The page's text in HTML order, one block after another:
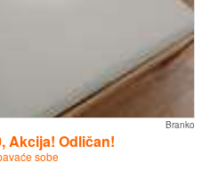
Branko
Akcija! Odličan!
sobe